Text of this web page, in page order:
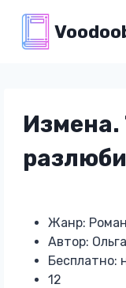
содержимому
Жанр:
Автор:
Бесплатно:
12